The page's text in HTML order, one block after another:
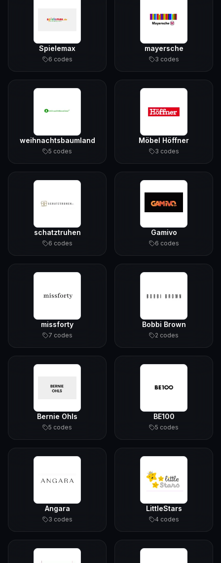
Spielemax
6 codes
mayersche
3 codes
weihnachtsbaumland
5 codes
Möbel Höffner
3 codes
schatztruhen
6 codes
Gamivo
6 codes
missforty
7 codes
Bobbi Brown
2 codes
Bernie Ohls
5 codes
BE100
5 codes
Angara
3 codes
LittleStars
4 codes